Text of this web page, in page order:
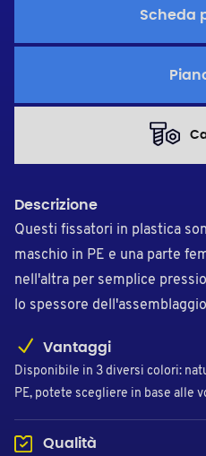
Scheda
Descrizione
Questi fissatori in plastica
maschio in PE e una parte
nell'altra per semplice
lo spessore
Vantaggi
Disponibile in 3 diversi colori:
PE, potete scegliere in base alle
Qualità